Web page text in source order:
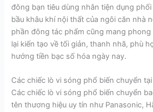
đông bạn tiêu dùng nhân tiện dụng
bầu khâu khí nội thất của ngôi căn nhà
phần đông tác phẩm cũng mang phong
lại kiến tạo về tối giản, thanh nhã, phù
hướng tiền bạc số hóa ngày nay.
Các chiếc lò vi sóng phổ biến chuyển tại
Các chiếc lò vi sóng phổ biến chuyển
tên thương hiệu uy tín như Panasonic,